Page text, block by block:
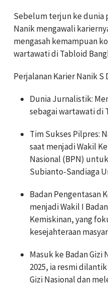
Sebelum terjun ke dunia
Nanik mengawali
mengasah kemampuan
wartawati di Tabloid
Perjalanan Karier Nanik S
Dunia Jurnalistik:
sebagai wartawati di
Tim Sukses Pilpres:
saat menjadi Wakil
Nasional (BPN)
Subianto-Sandiaga
Badan Pengentasan
menjadi Wakil I
Kemiskinan, yang
kesejahteraan
Masuk ke Badan Gizi
2025, ia resmi
Gizi Nasional dan